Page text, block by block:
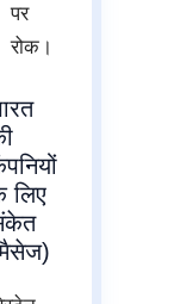
पर
रोक।
लिए